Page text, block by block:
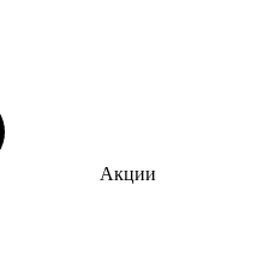
Акции